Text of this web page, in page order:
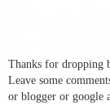
Thanks for dropping
Leave some
or blogger or google